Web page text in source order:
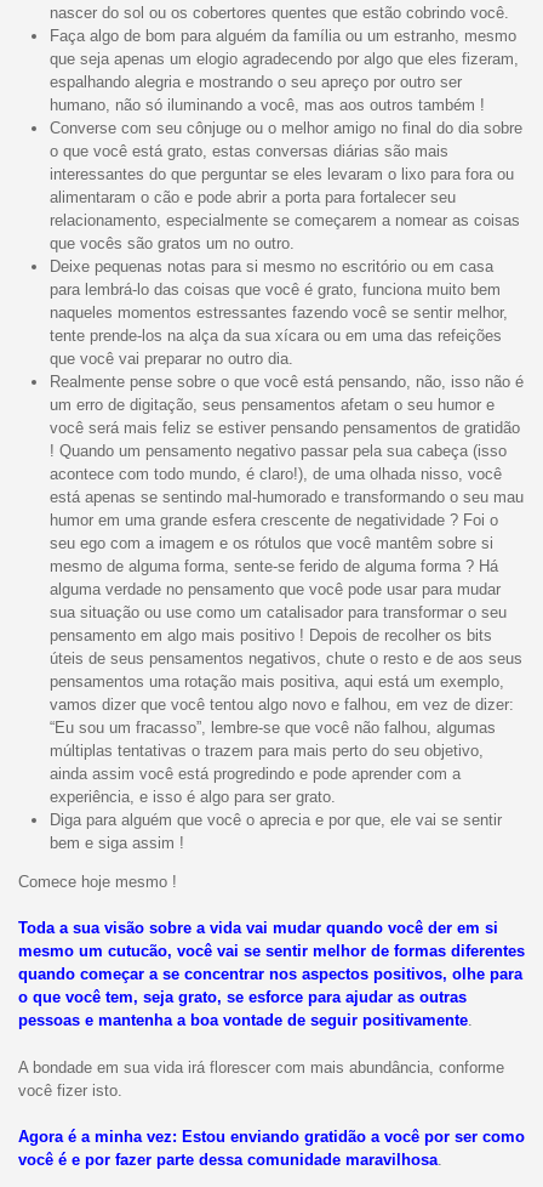
nascer do sol ou os cobertores quentes que estão cobrindo você.
Faça algo de bom para alguém da família ou um estranho, mesmo
que seja apenas um elogio agradecendo por algo que eles fizeram,
espalhando alegria e mostrando o seu apreço por outro ser
humano, não só iluminando a você, mas aos outros também !
Converse com seu cônjuge ou o melhor amigo no final do dia sobre
o que você está grato, estas conversas diárias são mais
interessantes do que perguntar se eles levaram o lixo para fora ou
alimentaram o cão e pode abrir a porta para fortalecer seu
relacionamento, especialmente se começarem a nomear as coisas
que vocês são gratos um no outro.
Deixe pequenas notas para si mesmo no escritório ou em casa
para lembrá-lo das coisas que você é grato, funciona muito bem
naqueles momentos estressantes fazendo você se sentir melhor,
tente prende-los na alça da sua xícara ou em uma das refeições
que você vai preparar no outro dia.
Realmente pense sobre o que você está pensando, não, isso não é
um erro de digitação, seus pensamentos afetam o seu humor e
você será mais feliz se estiver pensando pensamentos de gratidão
! Quando um pensamento negativo passar pela sua cabeça (isso
acontece com todo mundo, é claro!), de uma olhada nisso, você
está apenas se sentindo mal-humorado e transformando o seu mau
humor em uma grande esfera crescente de negatividade ? Foi o
seu ego com a imagem e os rótulos que você mantêm sobre si
mesmo de alguma forma, sente-se ferido de alguma forma ? Há
alguma verdade no pensamento que você pode usar para mudar
sua situação ou use como um catalisador para transformar o seu
pensamento em algo mais positivo ! Depois de recolher os bits
úteis de seus pensamentos negativos, chute o resto e de aos seus
pensamentos uma rotação mais positiva, aqui está um exemplo,
vamos dizer que você tentou algo novo e falhou, em vez de dizer:
“Eu sou um fracasso”, lembre-se que você não falhou, algumas
múltiplas tentativas o trazem para mais perto do seu objetivo,
ainda assim você está progredindo e pode aprender com a
experiência, e isso é algo para ser grato.
Diga para alguém que você o aprecia e por que, ele vai se sentir
bem e siga assim !
Comece hoje mesmo !
Toda a sua visão sobre a vida vai mudar quando você der em si
mesmo um cutucão, você vai se sentir melhor de formas diferentes
quando começar a se concentrar nos aspectos positivos, olhe para
o que você tem, seja grato, se esforce para ajudar as outras
pessoas e mantenha a boa vontade de seguir positivamente.
A bondade em sua vida irá florescer com mais abundância, conforme
você fizer isto.
Agora é a minha vez: Estou enviando gratidão a você por ser como
você é e por fazer parte dessa comunidade maravilhosa.